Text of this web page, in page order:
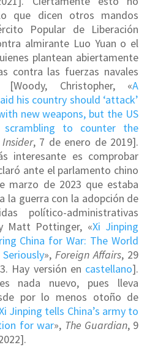
que dicen otros mandos
Popular de Liberación
almirante Luo Yuan o el
plantean abiertamente
contra las fuerzas navales
[Woody, Christopher, «A
his country should ‘attack’
new weapons, but the US
scrambling to counter the
, 7 de enero de 2019].
interesante es comprobar
ante el parlamento chino
marzo de 2023 que estaba
la guerra con la adopción de
político-administrativas
Matt Pottinger, «Xi Jinping
China for War: The World
»,Foreign Affairs, 29
Hay versión en castellano].
nada nuevo, pues lleva
por lo menos otoño de
Jinping tells China’s army to
for war», The Guardian, 9